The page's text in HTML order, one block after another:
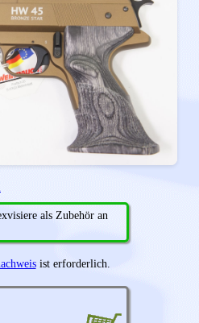
als Zubehör an
ist erforderlich.